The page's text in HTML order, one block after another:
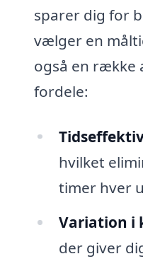
sparer dig for
vælger en
også en række
fordele:
hvilket
timer hver
Variation i
der giver